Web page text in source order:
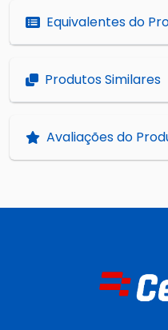
Equivalentes do
Produtos Similares
Avaliações do